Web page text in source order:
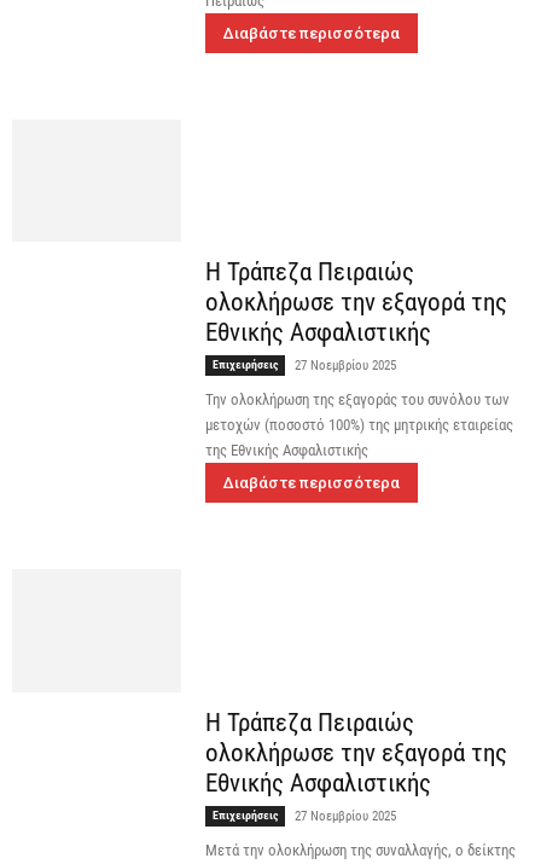
Διαβάστε περισσότερα
Η Τράπεζα Πειραιώς
ολοκλήρωσε την εξαγορά της
Εθνικής Ασφαλιστικής
Επιχειρήσεις 27 Νοεμβρίου 2025
Την ολοκλήρωση της εξαγοράς του συνόλου των
μετοχών (ποσοστό 100%) της μητρικής εταιρείας
της Εθνικής Ασφαλιστικής
Διαβάστε περισσότερα
Η Τράπεζα Πειραιώς
ολοκλήρωσε την εξαγορά της
Εθνικής Ασφαλιστικής
Επιχειρήσεις 27 Νοεμβρίου 2025
Μετά την ολοκλήρωση της συναλλαγής, ο δείκτης